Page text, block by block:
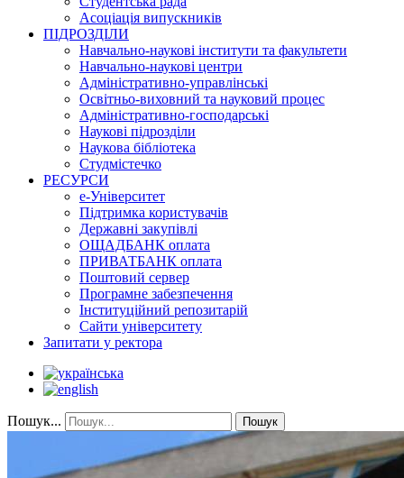
Асоціація випускників
ПІДРОЗДІЛИ
Навчально-наукові інститути та факультети
Навчально-наукові центри
Адміністративно-управлінські
Освітньо-виховний та науковий процес
Адміністративно-господарські
Наукові підрозділи
Наукова бібліотека
Студмістечко
РЕСУРСИ
е-Університет
Підтримка користувачів
Державні закупівлі
ОЩАДБАНК оплата
ПРИВАТБАНК оплата
Поштовий сервер
Програмне забезпечення
Інституційний репозитарій
Сайти університету
Запитати у ректора
Пошук... Пошук